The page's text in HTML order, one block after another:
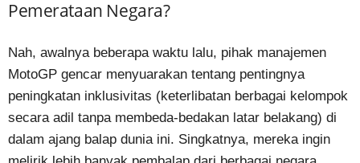
Pemerataan Negara?
Nah, awalnya beberapa waktu lalu, pihak manajemen
MotoGP gencar menyuarakan tentang pentingnya
peningkatan inklusivitas (keterlibatan berbagai kelompok
secara adil tanpa membeda-bedakan latar belakang) di
dalam ajang balap dunia ini. Singkatnya, mereka ingin